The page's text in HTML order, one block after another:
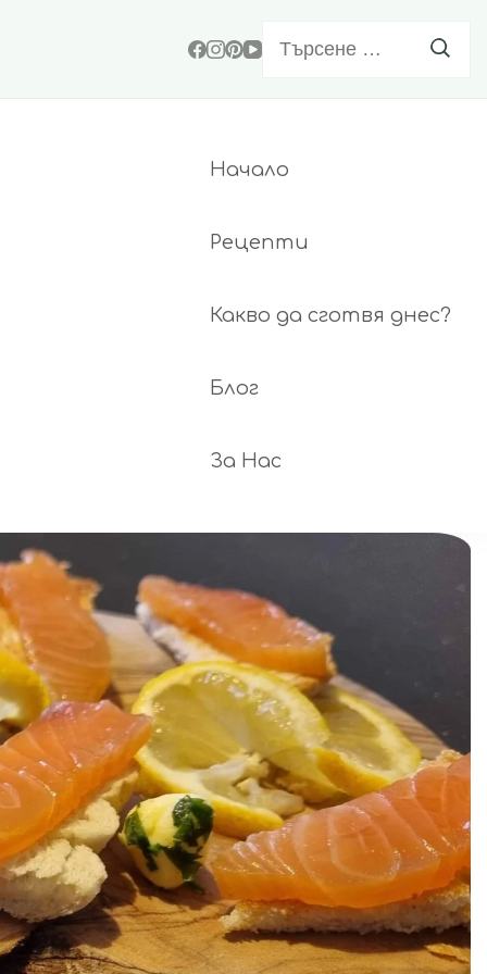
за:
Начало
Рецепти
Какво да сготвя днес?
Блог
За Нас